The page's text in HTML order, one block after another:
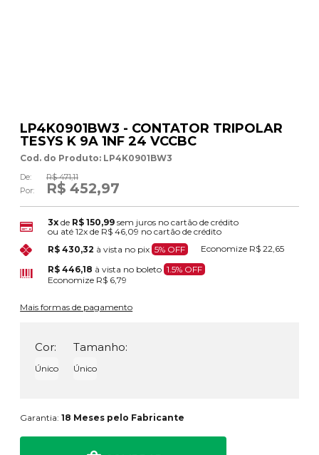
LP4K0901BW3 - CONTATOR TRIPOLAR
TESYS K 9A 1NF 24 VCCBC
Cod. do Produto: LP4K0901BW3
De:
R$ 471,11
Por:
R$ 452,97
3x de R$ 150,99 sem juros no cartão de crédito
ou até12x de R$ 46,09 no cartão de crédito
R$ 430,32 à vista no pix 5% OFF Economize R$ 22,65
R$ 446,18 à vista no boleto 1.5% OFF
Economize R$ 6,79
Mais formas de pagamento
Cor:
Único
Tamanho:
Único
Garantia:18 Meses pelo Fabricante